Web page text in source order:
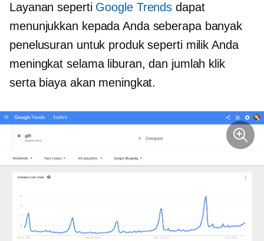
Layanan seperti Google Trends dapat
menunjukkan kepada Anda seberapa banyak
penelusuran untuk produk seperti milik Anda
meningkat selama liburan, dan jumlah klik
serta biaya akan meningkat.